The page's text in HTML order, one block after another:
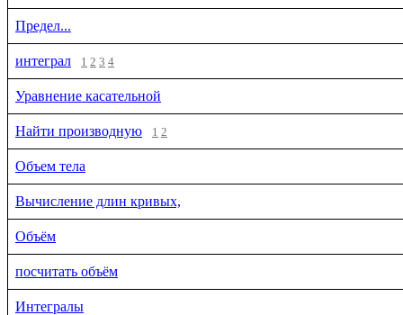
Предел...
интеграл 1 2 3 4
Уравнение касательной
Найти производную 1 2
Объем тела
Вычисление длин кривых,
Объём
посчитать объём
Интегралы